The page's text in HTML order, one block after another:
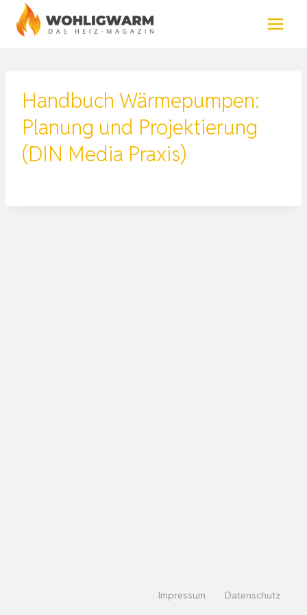
Zum
Inhalt
Handbuch Wärmepumpen:
Planung und Projektierung
(DIN Media Praxis)
Impressum Datenschutz